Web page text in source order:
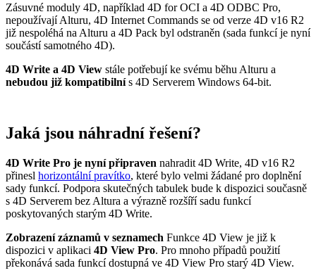
Zásuvné moduly 4D, například 4D for OCI a 4D ODBC Pro,
nepoužívají Alturu, 4D Internet Commands se od verze 4D v16 R2
již nespoléhá na Alturu a 4D Pack byl odstraněn (sada funkcí je nyní
součástí samotného 4D).
4D Write a 4D View stále potřebují ke svému běhu Alturu a
nebudou již kompatibilnís 4D Serverem Windows 64-bit.
Jaká jsou náhradní řešení?
4D Write Pro je nyní připraven nahradit 4D Write, 4D v16 R2
přinesl horizontální pravítko, které bylo velmi žádané pro doplnění
sady funkcí. Podpora skutečných tabulek bude k dispozici současně
s 4D Serverem bez Altura a výrazně rozšíří sadu funkcí
poskytovaných starým 4D Write.
Zobrazení záznamů v seznamech Funkce 4D View je již k
dispozici v aplikaci 4D View Pro. Pro mnoho případů použití
překonává sada funkcí dostupná ve 4D View Pro starý 4D View.